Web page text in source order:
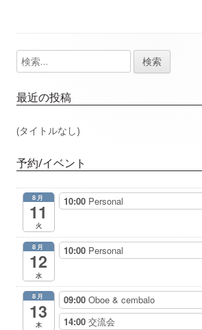
ビ
ゲ
ー
シ
ョ
ン
メ
イ
ン
ド
バ
検
索:
最近の投稿
(タイトルなし)
予約/イベント
8月
11
火
10:00 Personal
8月
12
水
10:00 Personal
8月
13
木
09:00 Oboe & cembalo
14:00 交流会